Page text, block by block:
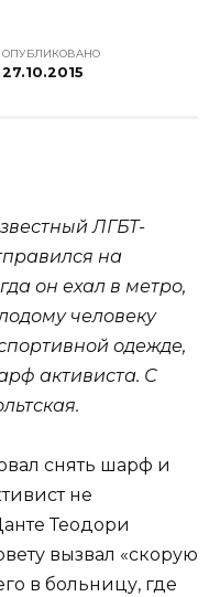
ОПУБЛИКОВАНО
27.10.2015
ЛГБТ-
на
он ехал в метро,
человеку
одежде,
активиста. С
снять шарф и
не
Теодори
вызвал «скорую
в больницу, где